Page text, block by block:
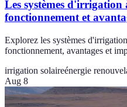
Les systèmes d'irrigation
fonctionnement et
Explorez les systèmes
fonctionnement, avantages et
irrigation solaireénergie
Aug 8